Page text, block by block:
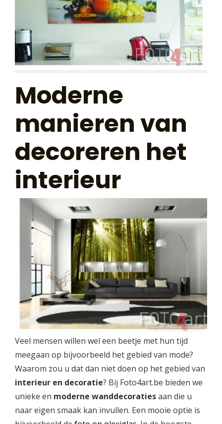
Moderne
manieren van
decoreren het
interieur
Veel mensen willen wel een beetje met hun tijd
meegaan op bijvoorbeeld het gebied van mode?
Waarom zou u dat dan niet doen op het gebied van
interieur en decoratie? Bij Foto4art.be bieden we
unieke en moderne wanddecoratiesaan die u
naar eigen smaak kan invullen. Een mooie optie is